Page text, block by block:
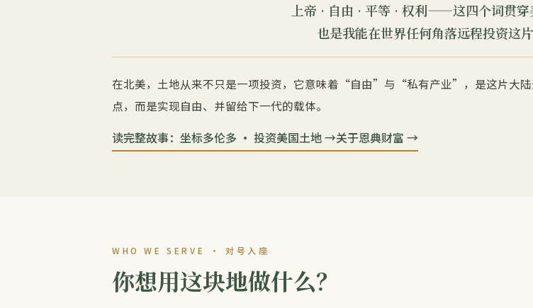
上帝 · 自由 · 平等 · 权利——这四个词贯穿
也是我能在世界任何角落远程投资这
在北美，土地从来不只是一项投资，它意味着“自由”与“私有产业”，是这片大陆
点，而是实现自由、并留给下一代的载体。
读完整故事：坐标多伦多 · 投资美国土地 →关于恩典财富 →
WHO WE SERVE · 对号入座
你想用这块地做什么？